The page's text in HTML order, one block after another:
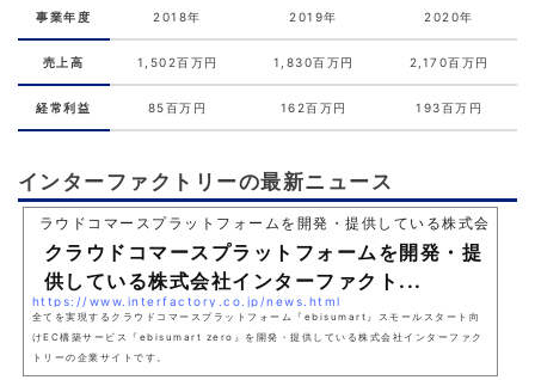
事業年度 2018年 2019年 2020年
売上高 1,502百万円 1,830百万円 2,170百万円
経常利益 85百万円 162百万円 193百万円
インターファクトリーの最新ニュース
ラウドコマースプラットフォームを開発・提供している株式会社イ
クラウドコマースプラットフォームを開発・提
供している株式会社インターファクト...
https://www.interfactory.co.jp/news.html
全てを実現するクラウドコマースプラットフォーム『ebisumart』スモールスタート向
けEC構築サービス『ebisumart zero』を開発・提供している株式会社インターファク
トリーの企業サイトです。